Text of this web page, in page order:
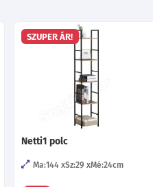
SZUPER ÁR!
Netti1 polc
Ma:144 Sz:29 Mé:24cm